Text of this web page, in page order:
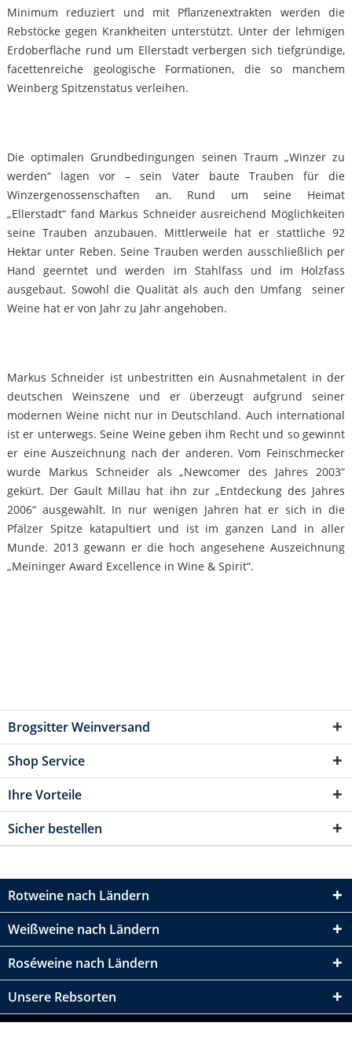
Minimum reduziert und mit Pflanzenextrakten werden die
Rebstöcke gegen Krankheiten unterstützt. Unter der lehmigen
Erdoberfläche rund um Ellerstadt verbergen sich tiefgründige,
facettenreiche geologische Formationen, die so manchem
Weinberg Spitzenstatus verleihen.
Die optimalen Grundbedingungen seinen Traum „Winzer zu
werden“ lagen vor – sein Vater baute Trauben für die
Winzergenossenschaften an. Rund um seine Heimat
„Ellerstadt“ fand Markus Schneider ausreichend Möglichkeiten
seine Trauben anzubauen. Mittlerweile hat er stattliche 92
Hektar unter Reben. Seine Trauben werden ausschließlich per
Hand geerntet und werden im Stahlfass und im Holzfass
ausgebaut. Sowohl die Qualität als auch den Umfang seiner
Weine hat er von Jahr zu Jahr angehoben.
Markus Schneider ist unbestritten ein Ausnahmetalent in der
deutschen Weinszene und er überzeugt aufgrund seiner
modernen Weine nicht nur in Deutschland. Auch international
ist er unterwegs. Seine Weine geben ihm Recht und so gewinnt
er eine Auszeichnung nach der anderen. Vom Feinschmecker
wurde Markus Schneider als „Newcomer des Jahres 2003“
gekürt. Der Gault Millau hat ihn zur „Entdeckung des Jahres
2006“ ausgewählt. In nur wenigen Jahren hat er sich in die
Pfälzer Spitze katapultiert und ist im ganzen Land in aller
Munde. 2013 gewann er die hoch angesehene Auszeichnung
„Meininger Award Excellence in Wine & Spirit“.
Brogsitter Weinversand
Shop Service
Ihre Vorteile
Sicher bestellen
Rotweine nach Ländern
Weißweine nach Ländern
Roséweine nach Ländern
Unsere Rebsorten